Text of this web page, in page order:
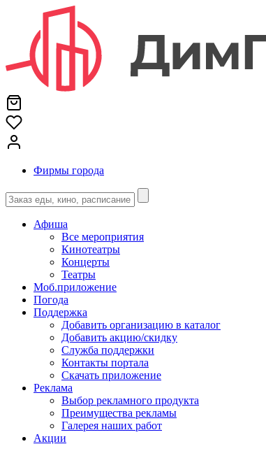
Фирмы города
Афиша
Все мероприятия
Кинотеатры
Концерты
Театры
Моб.приложение
Погода
Поддержка
Добавить организацию в каталог
Добавить акцию/скидку
Служба поддержки
Контакты портала
Скачать приложение
Реклама
Выбор рекламного продукта
Преимущества рекламы
Галерея наших работ
Акции